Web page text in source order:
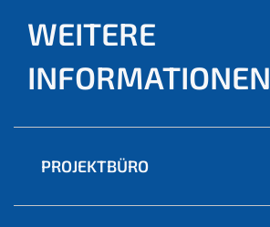
WEITERE
INFORMATIONEN
PROJEKTBÜRO